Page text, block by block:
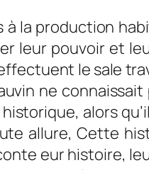
à la production
leur pouvoir et
le sale
ne connaissait
alors
allure, Cette
eur histoire,